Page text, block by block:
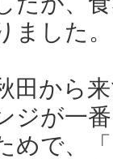
ました。
田から
ジが一
めで、